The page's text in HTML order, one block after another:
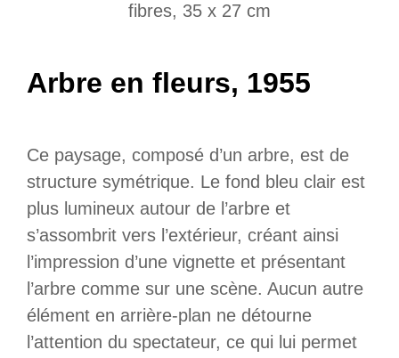
fibres, 35 x 27 cm
Arbre en fleurs, 1955
Ce paysage, composé d’un arbre, est de
structure symétrique. Le fond bleu clair est
plus lumineux autour de l’arbre et
s’assombrit vers l’extérieur, créant ainsi
l’impression d’une vignette et présentant
l’arbre comme sur une scène. Aucun autre
élément en arrière-plan ne détourne
l’attention du spectateur, ce qui lui permet